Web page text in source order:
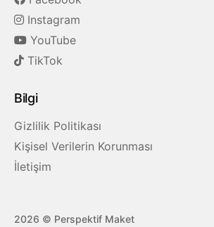
Instagram
YouTube
TikTok
Bilgi
Gizlilik Politikası
Kişisel Verilerin Korunması
İletişim
2026 © Perspektif Maket